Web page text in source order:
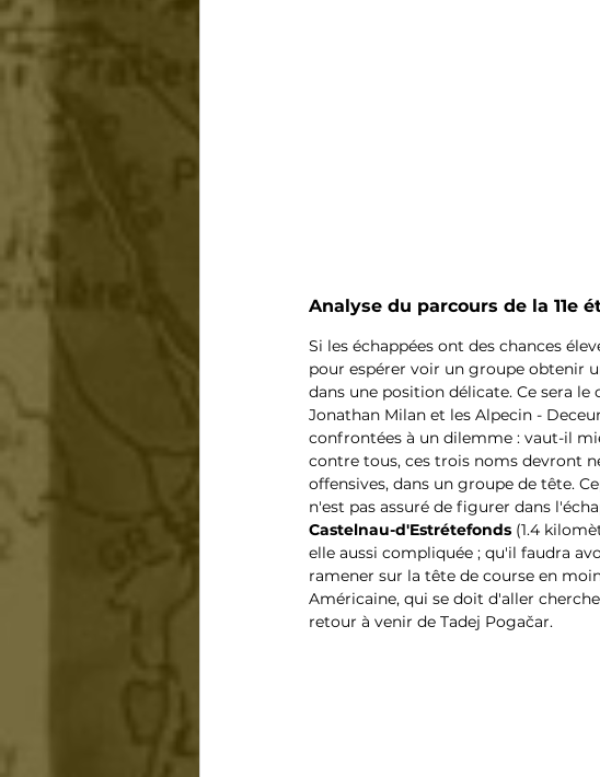
Analyse du parcours de la 11e
Si les échappées ont des chances
pour espérer voir un groupe obtenir
dans une position délicate. Ce sera
Jonathan Milan et les Alpecin -
confrontées à un dilemme : vaut-il
contre tous, ces trois noms devront
offensives, dans un groupe de tête.
n'est pas assuré de figurer dans
Castelnau-d'Estrétefonds (1.4
elle aussi compliquée ; qu'il faudra
ramener sur la tête de course en
Américaine, qui se doit d'aller
retour à venir de Tadej Pogačar.